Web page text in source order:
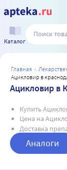
Каталог
главная
ацикловир в
Ацикловир в
Купить
Цена на
Доставка
Аналоги